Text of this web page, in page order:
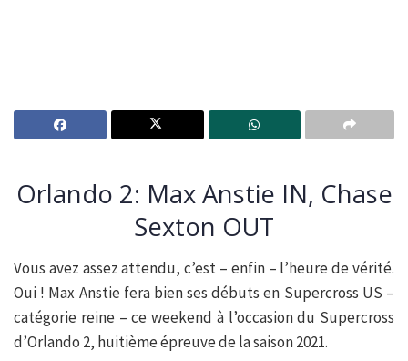
Orlando 2: Max Anstie IN, Chase
Sexton OUT
Vous avez assez attendu, c’est – enfin – l’heure de vérité.
Oui ! Max Anstie fera bien ses débuts en Supercross US –
catégorie reine – ce weekend à l’occasion du Supercross
d’Orlando 2, huitième épreuve de la saison 2021.